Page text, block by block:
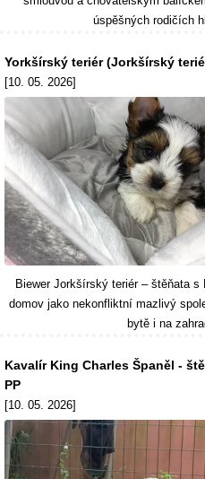
úspěšných rodičích
Yorkšírský teriér (Jorkšírský
[10. 05. 2026]
Biewer Jorkšírský teriér – štěňata
domov jako nekonfliktní mazlivý
bytě i na
Kavalír King Charles Španěl -
PP
[10. 05. 2026]